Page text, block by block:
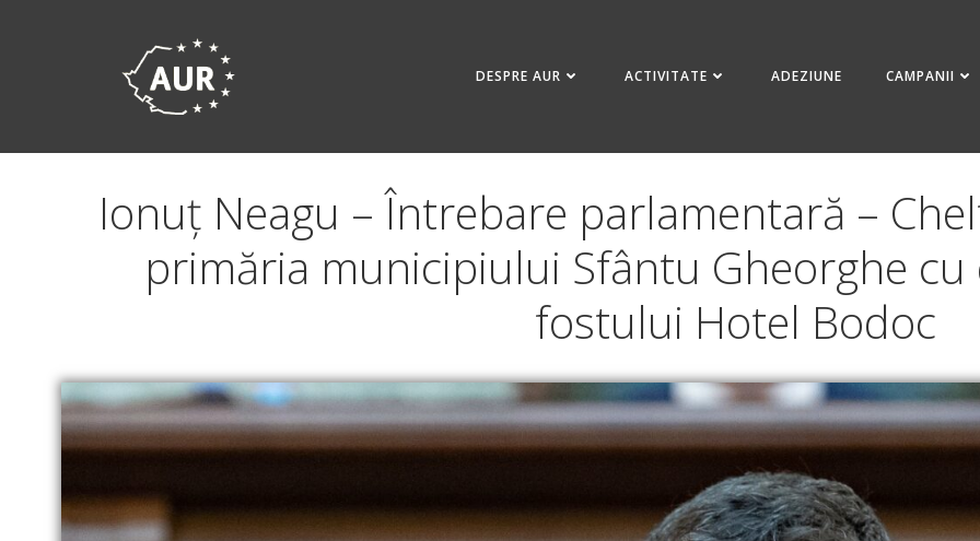
DESPRE AUR ACTIVITATE ADEZIUNE CAMPANII
Ionuț Neagu – Întrebare parlamentară –
primăria municipiului Sfântu Gheorghe
fostului Hotel Bodoc